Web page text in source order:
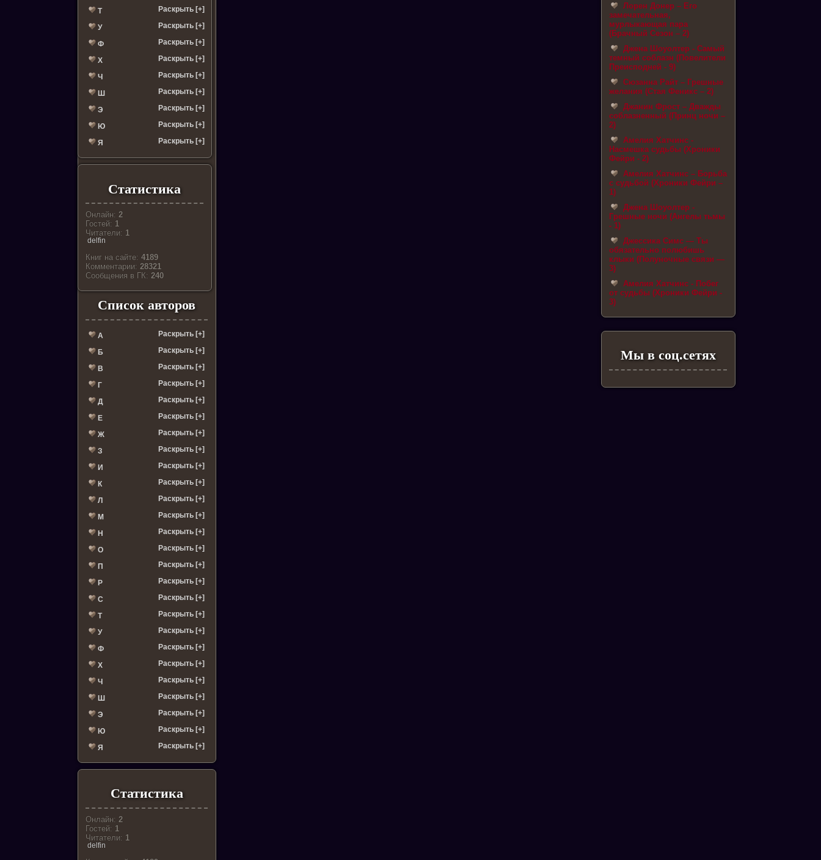
Т Раскрыть [+]
У Раскрыть [+]
Ф Раскрыть [+]
Х Раскрыть [+]
Ч Раскрыть [+]
Ш Раскрыть [+]
Э Раскрыть [+]
Ю Раскрыть [+]
Я Раскрыть [+]
Статистика
Онлайн: 2
Гостей: 1
Читатели: 1
delfin
Книг на сайте: 4189
Комментарии: 28321
Cообщения в ГК: 240
Список авторов
А Раскрыть [+]
Б Раскрыть [+]
В Раскрыть [+]
Г Раскрыть [+]
Д Раскрыть [+]
Е Раскрыть [+]
Ж Раскрыть [+]
З Раскрыть [+]
И Раскрыть [+]
К Раскрыть [+]
Л Раскрыть [+]
М Раскрыть [+]
Н Раскрыть [+]
О Раскрыть [+]
П Раскрыть [+]
Р Раскрыть [+]
С Раскрыть [+]
Т Раскрыть [+]
У Раскрыть [+]
Ф Раскрыть [+]
Х Раскрыть [+]
Ч Раскрыть [+]
Ш Раскрыть [+]
Э Раскрыть [+]
Ю Раскрыть [+]
Я Раскрыть [+]
Статистика
Онлайн: 2
Гостей: 1
Читатели: 1
delfin
Лорен Донер – Его
замечательная,
мурлыкающая пара
(Брачный Сезон – 2)
Джена Шоуолтер - Самый
темный соблазн (Повелители
Преисподней - 9)
Сюзанна Райт – Грешные
желания (Стая Феникс – 2)
Джанин Фрост – Дважды
соблазненный (Принц ночи –
2)
Амелия Хатчинс -
Насмешка судьбы (Хроники
Фейри - 2)
Амелия Хатчинс – Борьба
с судьбой (Хроники Фейри –
1)
Джена Шоуолтер -
Грешные ночи (Ангелы тьмы
- 1)
Джессика Симс — Ты
обязательно полюбишь
клыки (Полуночные связи —
3)
Амелия Хатчинс - Побег
от судьбы (Хроники Фейри -
3)
Мы в соц.сетях